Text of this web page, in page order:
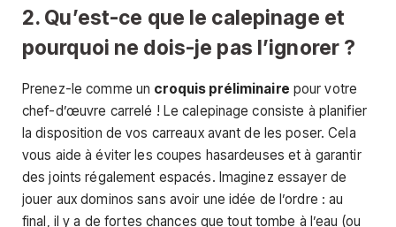
2. Qu’est-ce que le calepinage et
pourquoi ne dois-je pas l’ignorer ?
Prenez-le comme un croquis préliminaire pour votre
chef-d’œuvre carrelé ! Le calepinage consiste à planifier
la disposition de vos carreaux avant de les poser. Cela
vous aide à éviter les coupes hasardeuses et à garantir
des joints régalement espacés. Imaginez essayer de
jouer aux dominos sans avoir une idée de l’ordre : au
final, il y a de fortes chances que tout tombe à l’eau (ou